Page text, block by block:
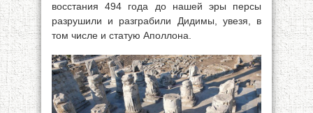
восстания 494 года до нашей эры персы
разрушили и разграбили Дидимы, увезя, в
том числе и статую Аполлона.